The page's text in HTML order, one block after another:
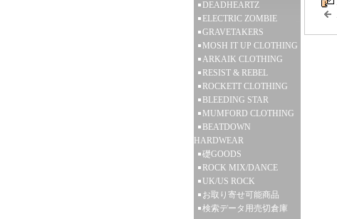
DEADHEARTZ
ELECTRIC ZOMBIE
GRAVETAKERS
MOSH IT UP CLOTHING
ARKAIK CLOTHING
RESIST & REBEL
ROCKETT CLOTHING
BLEEDING STAR
MUMFORD CLOTHING
BEATDOWN
HARDWEAR
礎GOODS
ROCK MIX/DANCE
UK/US ROCK
お取り寄せ可能商品
検索データ用売切倉庫